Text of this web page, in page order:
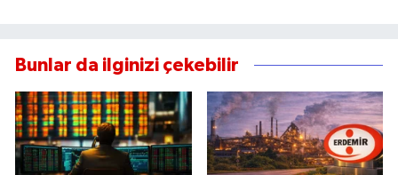
Bunlar da ilginizi çekebilir